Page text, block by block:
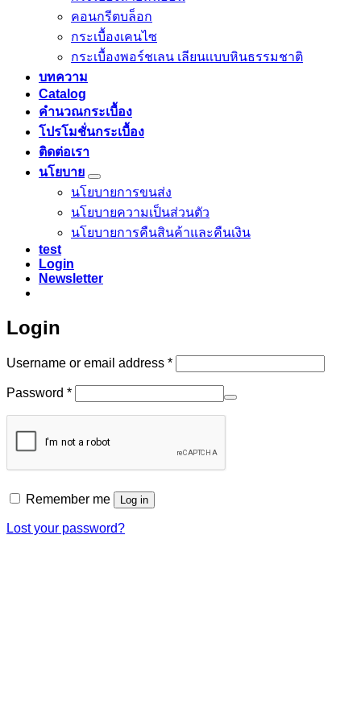
คอนกรีตบล็อก
กระเบื้องเคนไซ
กระเบื้องพอร์ชเลน เลียนเเบบหินธรรมชาติ
บทความ
Catalog
คำนวณกระเบื้อง
โปรโมชั่นกระเบื้อง
ติดต่อเรา
นโยบาย
นโยบายการขนส่ง
นโยบายความเป็นส่วนตัว
นโยบายการคืนสินค้าและคืนเงิน
test
Login
Newsletter
Login
Username or email address *Required
Password *Required
Remember me Log in
Lost your password?